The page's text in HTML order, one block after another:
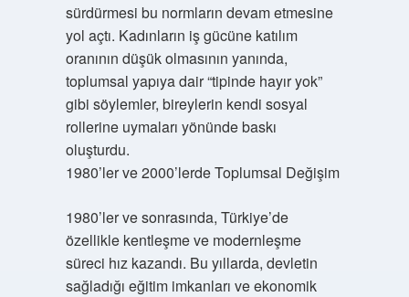
sürdürmesi bu normların devam etmesine
yol açtı. Kadınların iş gücüne katılım
oranının düşük olmasının yanında,
toplumsal yapıya dair “tipinde hayır yok”
gibi söylemler, bireylerin kendi sosyal
rollerine uymaları yönünde baskı
oluşturdu.
1980’ler ve 2000’lerde Toplumsal Değişim
1980’ler ve sonrasında, Türkiye’de
özellikle kentleşme ve modernleşme
süreci hız kazandı. Bu yıllarda, devletin
sağladığı eğitim imkanları ve ekonomik